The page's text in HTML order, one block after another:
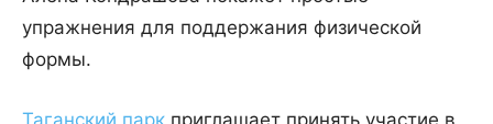
упражнения для поддержания физической
формы.